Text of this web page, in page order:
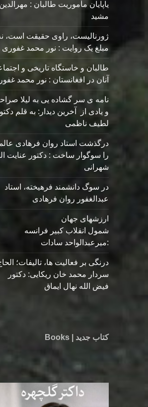
یاپایان مأموریت طالبان : مهرالدین
مشید
ژورنالیست، راوی حقیقت است،
مبلغ یک روایت : نور محمد غفوری
طالبان و خاستگاه تاریخی و
آنان در افغانستان : نور محمد
نامه ی سر گشاده يی به ليلا
و یادی از آخرین دیدار: به قلم
لطیف ناظمی
درگذشت استاد روان فرهادی
را سوگوار ساخت : دکتور عنایت
شهرانی
در سوگ دانشمند فرهیخته، استاد
عبدالغفور روان فرهادی
ارزشهای جهان
شمول انقلاب کبیر فرانسه
:میرعبدالواحد سادات
درنگی بر فعالیت ها، تالیفات؛
سردار محمد خان ریکایی: دکتور
فیض الله نهال ایماق
کتاب جدید | Books